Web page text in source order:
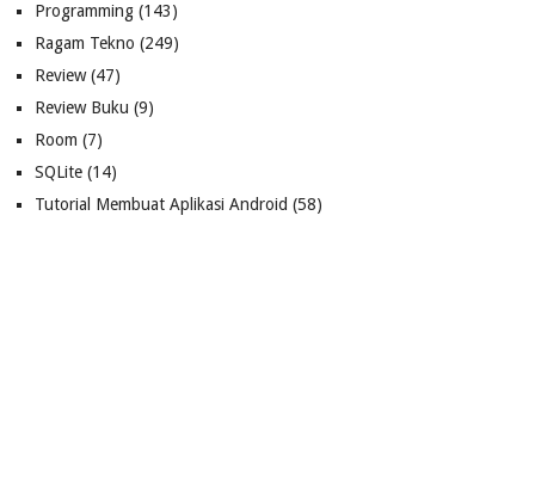
Programming(143)
Ragam Tekno (249)
Review(47)
Review Buku (9)
Room (7)
SQLite(14)
Tutorial Membuat Aplikasi Android (58)